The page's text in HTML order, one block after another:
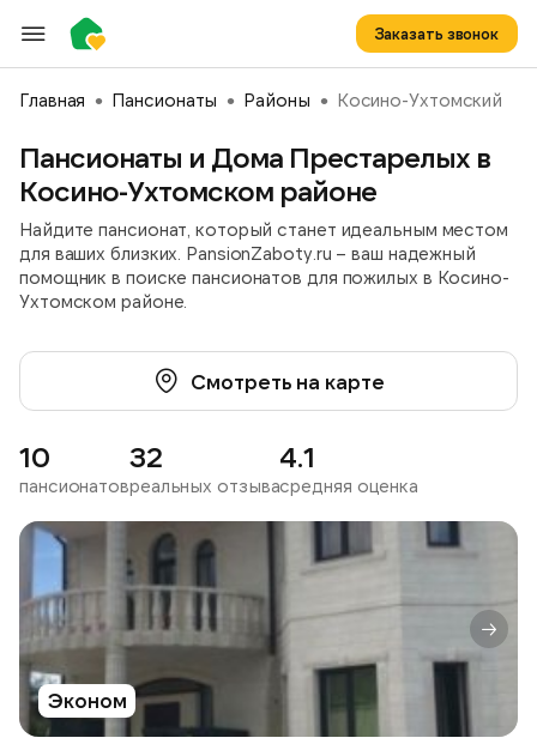
Заказать звонок
Главная Пансионаты Районы Косино-Ухтомский
Пансионаты и Дома Престарелых в
Косино-Ухтомском районе
Найдите пансионат, который станет идеальным местом
для ваших близких. PansionZaboty.ru – ваш надежный
помощник в поиске пансионатов для пожилых в Косино-
Ухтомском районе.
Смотреть на карте
10
пансионатов
32
реальных отзыва
4.1
средняя оценка
Эконом